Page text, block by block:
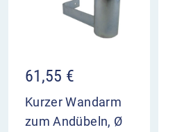
61,55 €
Kurzer Wandarm
zum Andübeln, Ø